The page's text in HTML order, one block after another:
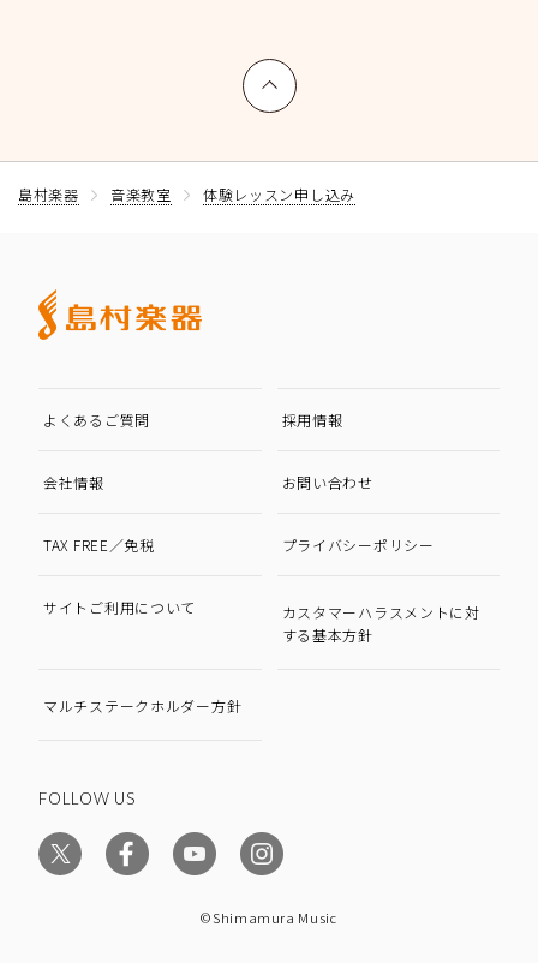
上へ戻る
島村楽器 音楽教室 体験レッスン申し込み
よくあるご質問 採用情報
会社情報 お問い合わせ
TAX FREE／免税 プライバシーポリシー
サイトご利用について
カスタマーハラスメントに対
する基本方針
マルチステークホルダー方針
FOLLOW US
©Shimamura Music